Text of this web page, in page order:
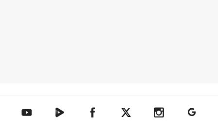
텐아시아 유튜브텐아시아 네이버TV텐아시아 페이스북텐아시아 엑스텐아시아 인스타그램
텐아시아